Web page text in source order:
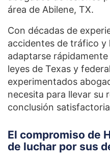
área de Abilene, TX.
Con décadas de
accidentes de tráfico y
adaptarse
leyes de Texas y
experimentados
necesita para llevar su
conclusión
El compromiso de
de luchar por sus